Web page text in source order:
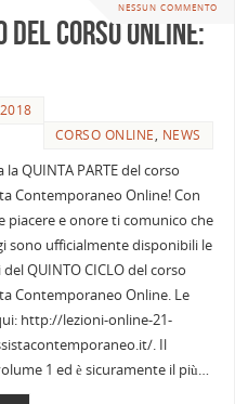
NESSUN COMMENTO
del corso online:
CORSO ONLINE, NEWS
la QUINTA PARTE del corso
Contemporaneo Online! Con
piacere e onore ti comunico che
sono ufficialmente disponibili le
del QUINTO CICLO del corso
Contemporaneo Online. Le
http://lezioni-online-21-
. Il
1 ed è sicuramente il più…